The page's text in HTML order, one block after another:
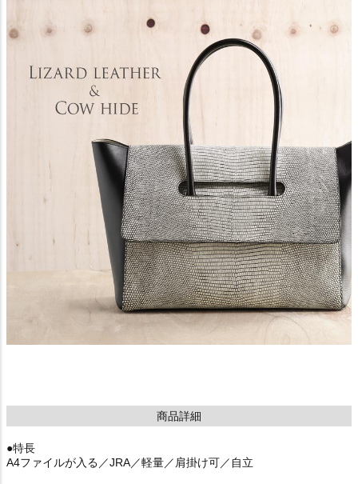
商品詳細
●特長
A4ファイルが入る／JRA／軽量／肩掛け可／自立